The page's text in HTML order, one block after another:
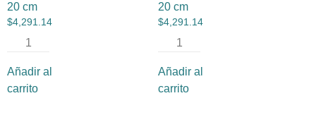
20 cm
$4,291.14
Añadir al
carrito
20 cm
$4,291.14
Añadir al
carrito